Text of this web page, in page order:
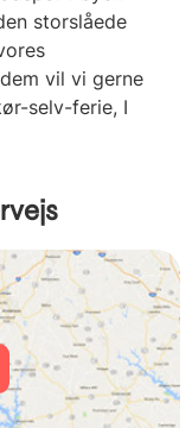
storslåede
vil vi gerne
selv-ferie, I